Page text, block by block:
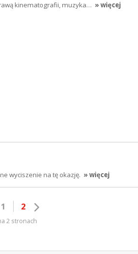
kinematografii, muzyka… » więcej
wyciszenie na tę okazję. » więcej
1 2
2 stronach